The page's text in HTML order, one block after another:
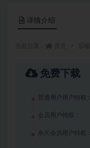
详情介绍
免费下载
普通用户用户特权：
会员用户特权：
永久会员用户特权：